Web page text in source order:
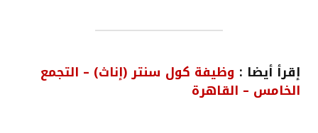
إقرأ أيضا : وظيفة كول سنتر (إناث) – التجمع
الخامس – القاهرة